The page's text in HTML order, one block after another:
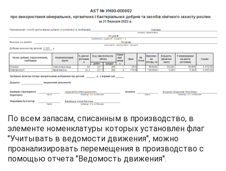
По всем запасам, списанным в производство, в
элементе номенклатуры которых установлен флаг
"Учитывать в ведомости движения", можно
проанализировать перемещения в производство с
помощью отчета "Ведомость движения".